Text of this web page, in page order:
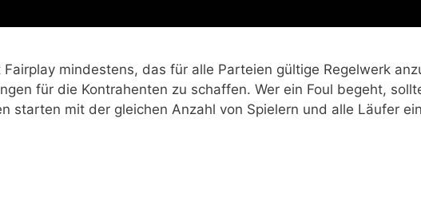
min­des­tens, das für alle Par­tei­en gül­ti­ge Regel­werk
für die Kon­tra­hen­ten zu schaf­fen. Wer ein Foul begeht,
star­ten mit der glei­chen Anzahl von Spie­lern und alle Läu­fer